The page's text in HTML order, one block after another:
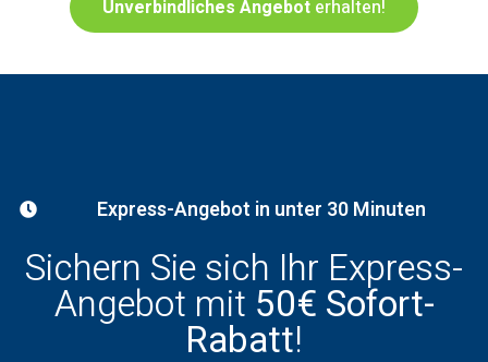
Unverbindliches Angebot erhalten!
Express-Angebot in unter 30 Minuten
Sichern Sie sich Ihr Express-
Angebot mit 50€ Sofort-
Rabatt!